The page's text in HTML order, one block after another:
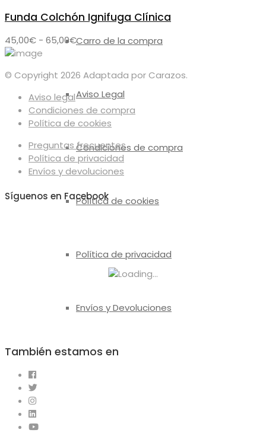
Carro de la compra
Aviso Legal
Condiciones de compra
Política de cookies
Política de privacidad
Envíos y Devoluciones
tiene
variantes.
opciones
se
pueden
elegir
en
página
de
producto
Funda Colchón Ignifuga Clínica
45,00€ - 65,00€Rango
desde
45,00€
hasta
65,00€
© Copyright 2026 Adaptada por Carazos.
Aviso legal
Condiciones de compra
Política de cookies
Preguntas frecuentes
Política de privacidad
Envíos y devoluciones
Síguenos en Facebook
También estamos en